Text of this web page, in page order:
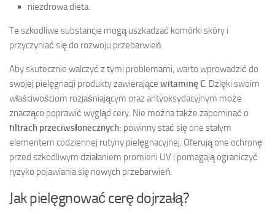
niezdrowa dieta.
Te szkodliwe substancje mogą uszkadzać komórki skóry i
przyczyniać się do rozwoju przebarwień.
Aby skutecznie walczyć z tymi problemami, warto wprowadzić do
swojej pielęgnacji produkty zawierające witaminę C. Dzięki swoim
właściwościom rozjaśniającym oraz antyoksydacyjnym może
znacząco poprawić wygląd cery. Nie można także zapominać o
filtrach przeciwsłonecznych; powinny stać się one stałym
elementem codziennej rutyny pielęgnacyjnej. Oferują one ochronę
przed szkodliwym działaniem promieni UV i pomagają ograniczyć
ryzyko pojawiania się nowych przebarwień.
Jak pielęgnować cerę dojrzałą?